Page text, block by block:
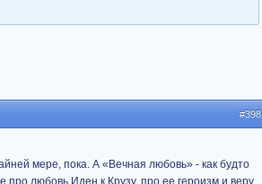
#398
мере, пока. А «Вечная любовь» - как будто
любовь Иден к Крузу, про ее героизм и веру